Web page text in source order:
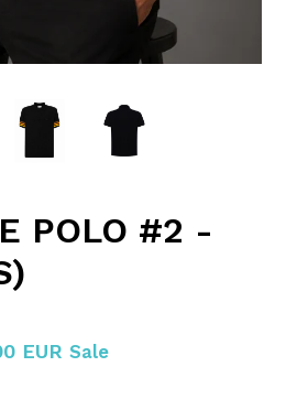
POLO #2 -
EUR Sale